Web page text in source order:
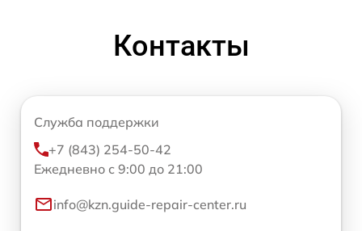
Контакты
Служба поддержки
+7 (843) 254-50-42
Ежедневно с 9:00 до 21:00
info@kzn.guide-repair-center.ru